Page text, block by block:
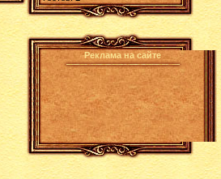
Реклама на сайте